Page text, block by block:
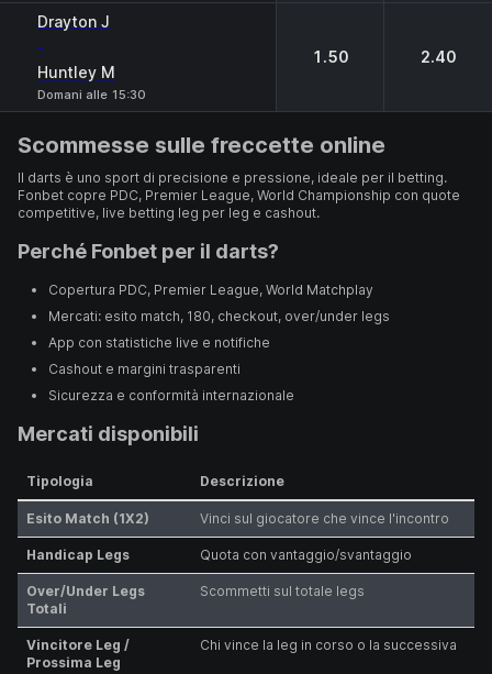
Drayton J
-
Huntley М
Domani alle 15:30
1.50 2.40
Scommesse sulle freccette online
Il darts è uno sport di precisione e pressione, ideale per il betting.
Fonbet copre PDC, Premier League, World Championship con quote
competitive, live betting leg per leg e cashout.
Perché Fonbet per il darts?
Copertura PDC, Premier League, World Matchplay
Mercati: esito match, 180, checkout, over/under legs
App con statistiche live e notifiche
Cashout e margini trasparenti
Sicurezza e conformità internazionale
Mercati disponibili
Tipologia Descrizione
Esito Match (1X2) Vinci sul giocatore che vince l'incontro
Handicap Legs Quota con vantaggio/svantaggio
Over/Under Legs
Totali
Scommetti sul totale legs
Vincitore Leg /
Prossima Leg
Chi vince la leg in corso o la successiva